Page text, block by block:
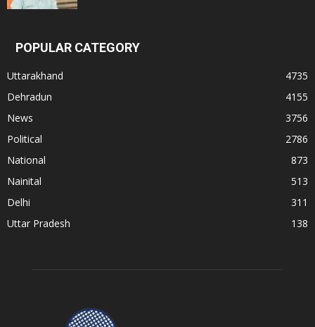
POPULAR CATEGORY
Uttarakhand
4735
Dehradun
4155
News
3756
Political
2786
National
873
Nainital
513
Delhi
311
Uttar Pradesh
138